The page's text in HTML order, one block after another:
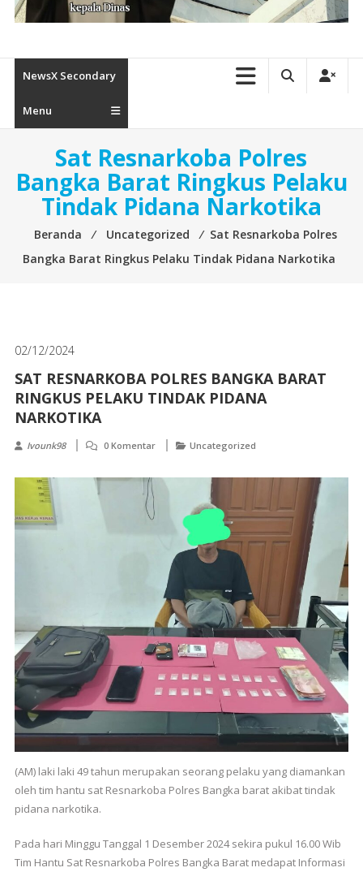
NewsX Secondary
Menu
Sat Resnarkoba Polres
Bangka Barat Ringkus Pelaku
Tindak Pidana Narkotika
Beranda ⁄ Uncategorized ⁄ Sat Resnarkoba Polres
Bangka Barat Ringkus Pelaku Tindak Pidana Narkotika
02/12/2024
SAT RESNARKOBA POLRES BANGKA BARAT
RINGKUS PELAKU TINDAK PIDANA
NARKOTIKA
Ivounk98 0 Komentar Uncategorized
(AM) laki laki 49 tahun merupakan seorang pelaku yang diamankan
oleh tim hantu sat Resnarkoba Polres Bangka barat akibat tindak
pidana narkotika.
Pada hari Minggu Tanggal 1 Desember 2024 sekira pukul 16.00 Wib
Tim Hantu Sat Resnarkoba Polres Bangka Barat medapat Informasi